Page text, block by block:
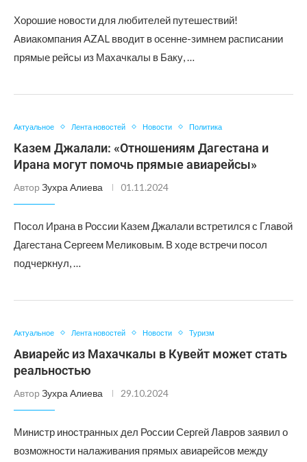
Хорошие новости для любителей путешествий!
Авиакомпания AZAL вводит в осенне-зимнем расписании
прямые рейсы из Махачкалы в Баку, …
Актуальное Лента новостей Новости Политика
Казем Джалали: «Отношениям Дагестана и
Ирана могут помочь прямые авиарейсы»
Автор Зухра Алиева 01.11.2024
Посол Ирана в России Казем Джалали встретился с Главой
Дагестана Сергеем Меликовым. В ходе встречи посол
подчеркнул, …
Актуальное Лента новостей Новости Туризм
Авиарейс из Махачкалы в Кувейт может стать
реальностью
Автор Зухра Алиева 29.10.2024
Министр иностранных дел России Сергей Лавров заявил о
возможности налаживания прямых авиарейсов между